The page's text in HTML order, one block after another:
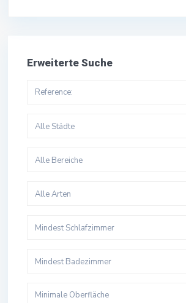
Erweiterte Suche
Alle Städte
Alle Bereiche
Alle Arten
Mindest Schlafzimmer
Mindest Badezimmer